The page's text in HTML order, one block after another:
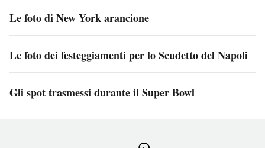
Le foto di New York arancione
Le foto dei festeggiamenti per lo Scudetto del Napoli
Gli spot trasmessi durante il Super Bowl